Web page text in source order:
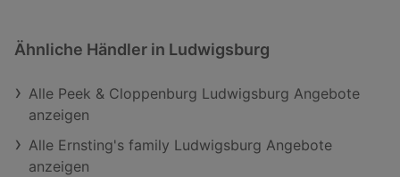
Ähnliche Händler in Ludwigsburg
Alle Peek & Cloppenburg Ludwigsburg Angebote
anzeigen
Alle Ernsting's family Ludwigsburg Angebote
anzeigen